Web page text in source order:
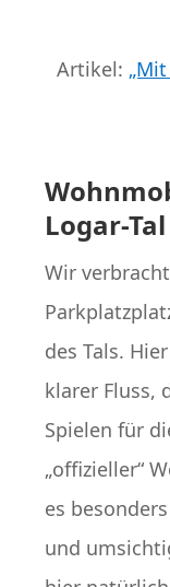
Artikel:
Logar-Tal
Wir
des Tals.
klarer Fluss,
Spielen für
„offizieller“
es
und